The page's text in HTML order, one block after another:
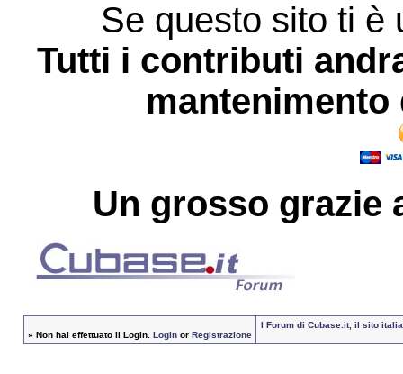
Se questo sito ti è
Tutti i contributi
Un grosso grazie
» Non hai effettuato il Login. Loginor Registrazione
I Forum di Cubase.it, il sito